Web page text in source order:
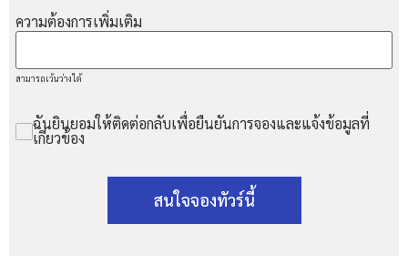
ความต้องการเพิ่มเติม
สามารถเว้นว่างได้
ฉันยินยอมให้ติดต่อกลับเพื่อยืนยันการจองและแจ้งข้อมูลที่
เกี่ยวข้อง
สนใจจองทัวร์นี้